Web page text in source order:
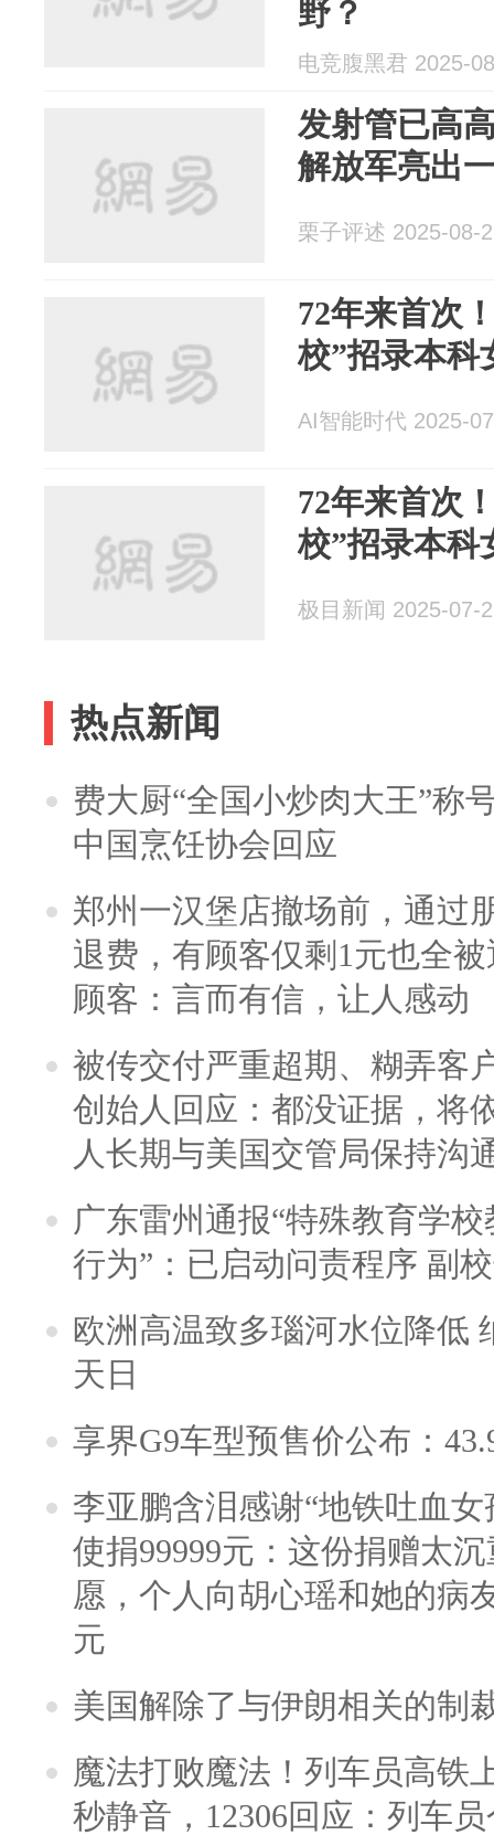
野？
电竞腹黑君 2025-
发射管已高
解放军亮出
栗子评述 2025-08-
72年来首次
校”招录本科
AI智能时代 2025-
72年来首次
校”招录本科
极目新闻 2025-07-
热点新闻
费大厨“全国小炒肉大王”称
中国烹饪协会回应
郑州一汉堡店撤场前，通过
退费，有顾客仅剩1元也全
顾客：言而有信，让人感动
被传交付严重超期、糊弄客
创始人回应：都没证据，将
人长期与美国交管局保持沟
广东雷州通报“特殊教育学
行为”：已启动问责程序 副
欧洲高温致多瑙河水位降低
天日
享界G9车型预售价公布：
李亚鹏含泪感谢“地铁吐血
使捐99999元：这份捐赠太
愿，个人向胡心瑶和她的病
元
美国解除了与伊朗相关的制
魔法打败魔法！列车员高铁
秒静音，12306回应：列车